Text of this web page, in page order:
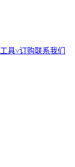
工具˅订购联系我们